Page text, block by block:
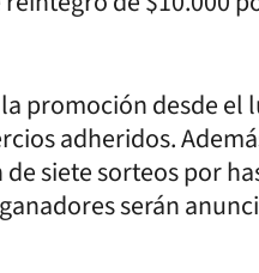
promoción desde el
adheridos.
siete sorteos por
serán